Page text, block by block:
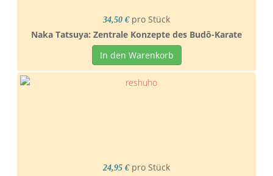
34,50 € pro Stück
Naka Tatsuya: Zentrale Konzepte des Budô-Karate
In den Warenkorb
24,95 € pro Stück